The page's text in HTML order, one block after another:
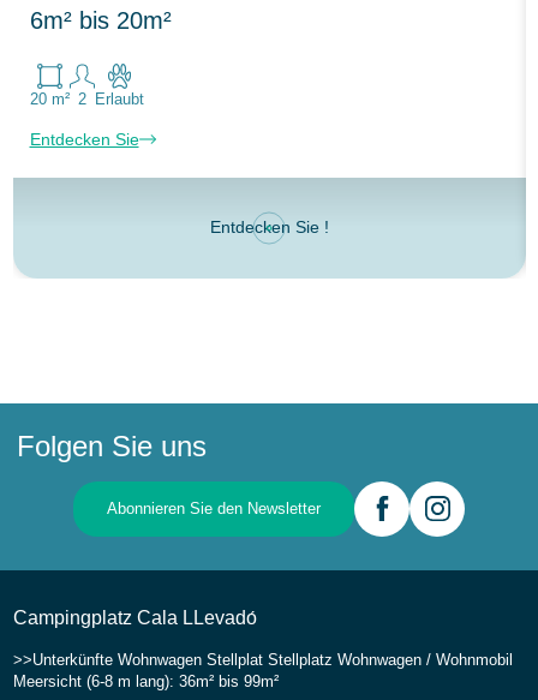
6m² bis 20m²
20 m² 2 Erlaubt
Entdecken Sie
Entdecken Sie !
Folgen Sie uns
Abonnieren Sie den Newsletter
Campingplatz Cala LLevadо́
Unterkünfte Wohnwagen Stellplat Stellplatz Wohnwagen / Wohnmobil
Meersicht (6-8 m lang): 36m² bis 99m²